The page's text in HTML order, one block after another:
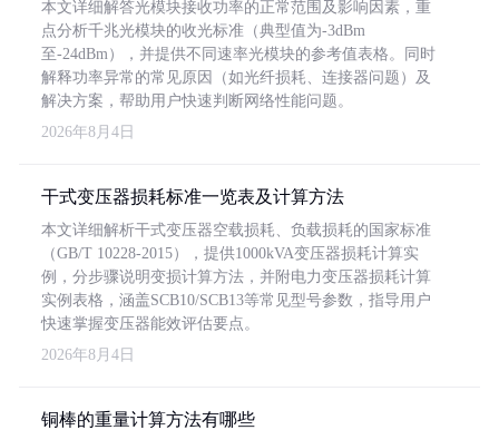
本文详细解答光模块接收功率的正常范围及影响因素，重
点分析千兆光模块的收光标准（典型值为-3dBm
至-24dBm），并提供不同速率光模块的参考值表格。同时
解释功率异常的常见原因（如光纤损耗、连接器问题）及
解决方案，帮助用户快速判断网络性能问题。
2026年8月4日
干式变压器损耗标准一览表及计算方法
本文详细解析干式变压器空载损耗、负载损耗的国家标准
（GB/T 10228-2015），提供1000kVA变压器损耗计算实
例，分步骤说明变损计算方法，并附电力变压器损耗计算
实例表格，涵盖SCB10/SCB13等常见型号参数，指导用户
快速掌握变压器能效评估要点。
2026年8月4日
铜棒的重量计算方法有哪些